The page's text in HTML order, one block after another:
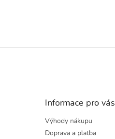
Informace pro vás
Výhody nákupu
Doprava a platba